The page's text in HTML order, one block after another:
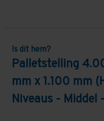
Is dit hem?
Palletstelling
mm x 1.100 mm
Niveaus - Middel